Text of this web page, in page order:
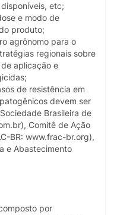
etc;
e modo de
produto;
agrônomo para o
regionais sobre
aplicação e
de resistência em
devem ser
Brasileira de
Comitê de Ação
BR: www.frac-br.org),
e Abastecimento
por